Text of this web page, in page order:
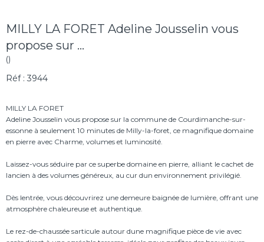
MILLY LA FORET Adeline Jousselin vous
propose sur ...
()
Réf : 3944
MILLY LA FORET
Adeline Jousselin vous propose sur la commune de Courdimanche-sur-
essonne à seulement 10 minutes de Milly-la-foret, ce magnifique domaine
en pierre avec Charme, volumes et luminosité.
Laissez-vous séduire par ce superbe domaine en pierre, alliant le cachet de
lancien à des volumes généreux, au cur dun environnement privilégié.
Dès lentrée, vous découvrirez une demeure baignée de lumière, offrant une
atmosphère chaleureuse et authentique.
Le rez-de-chaussée sarticule autour dune magnifique pièce de vie avec